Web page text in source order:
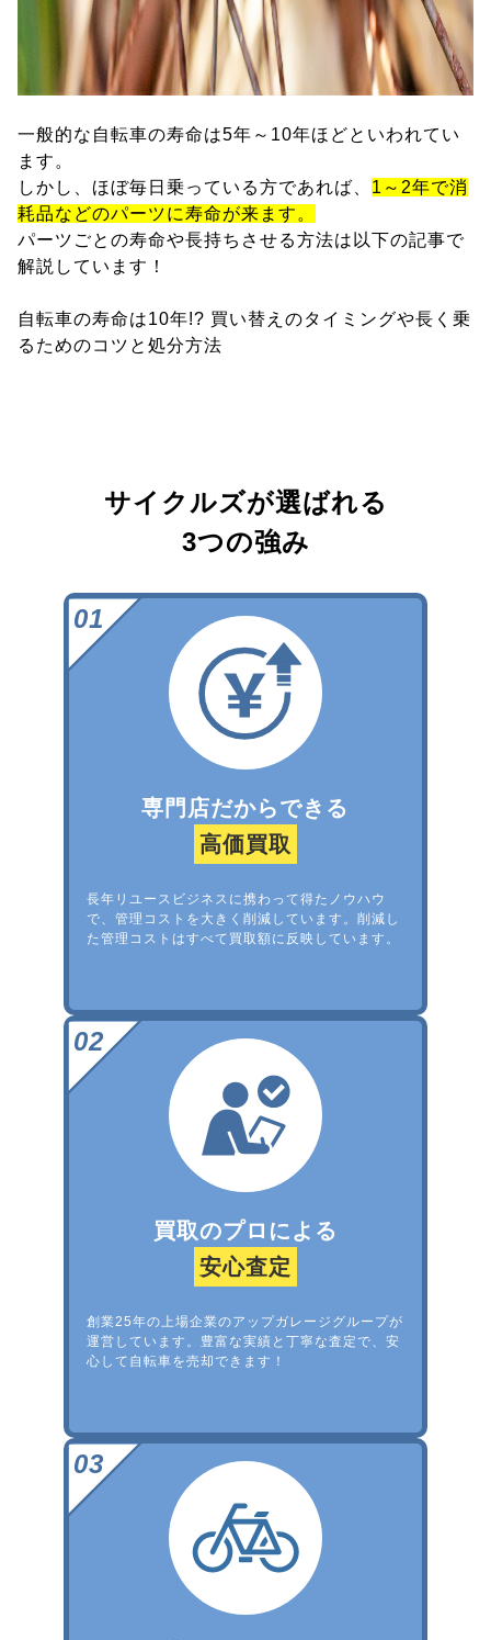
一般的な自転車の寿命は5年～10年ほどといわれてい
ます。
しかし、ほぼ毎日乗っている方であれば、 1～2年で消
耗品などのパーツに寿命が来ます。
パーツごとの寿命や長持ちさせる方法は以下の記事で
解説しています！
自転車の寿命は10年!? 買い替えのタイミングや長く乗
るためのコツと処分方法
サイクルズが選ばれる
3つの強み
専門店だからできる
高価買取
長年リユースビジネスに携わって得たノウハウ
で、管理コストを大きく削減しています。削減し
た管理コストはすべて買取額に反映しています。
買取のプロによる
安心査定
創業25年の上場企業のアップガレージグループが
運営しています。豊富な実績と丁寧な査定で、安
心して自転車を売却できます！